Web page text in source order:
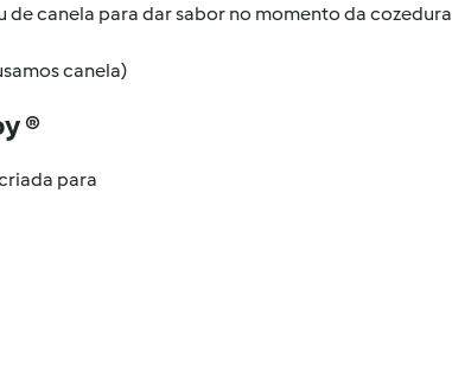
de canela para dar sabor no momento da cozedura
canela)
®
para